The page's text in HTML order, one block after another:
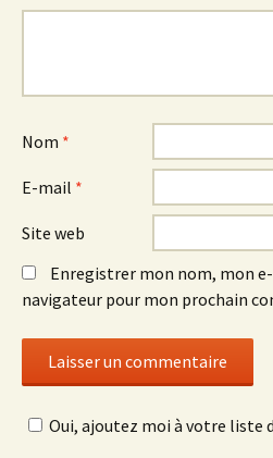
Nom *
E-mail *
Site web
Enregistrer mon nom, mon
navigateur pour mon prochain
Oui, ajoutez moi à votre liste